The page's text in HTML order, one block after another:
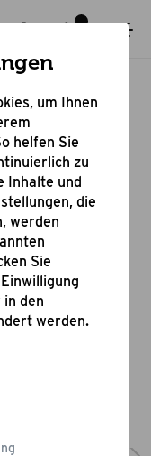
um Ihnen
helfen Sie
zu
Inhalte und
die
werden
Sie
den
werden.